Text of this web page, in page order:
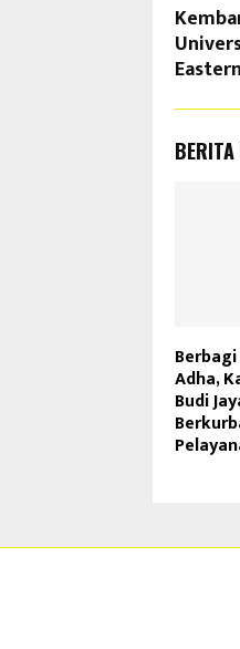
Adha,
Budi